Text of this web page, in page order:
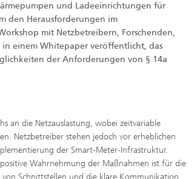
und Ladeeinrichtungen für
den Herausforderungen im
mit Netzbetreibern, Forschenden,
einem Whitepaper veröffentlicht, das
der Anforderungen von § 14a
an die Netzauslastung, wobei zeitvariable
Netzbetreiber stehen jedoch vor erheblichen
der Smart-Meter-Infrastruktur.
Wahrnehmung der Maßnahmen ist für die
Schnittstellen und die klare Kommunikation